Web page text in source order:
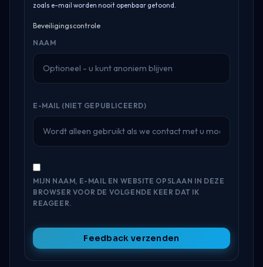
zoals e-mail worden nooit openbaar getoond.
Beveiligingscontrole
NAAM
E-MAIL (NIET GEPUBLICEERD)
MIJN NAAM, E-MAIL EN WEBSITE OPSLAAN IN DEZE
BROWSER VOOR DE VOLGENDE KEER DAT IK
REAGEER.
Feedback verzenden